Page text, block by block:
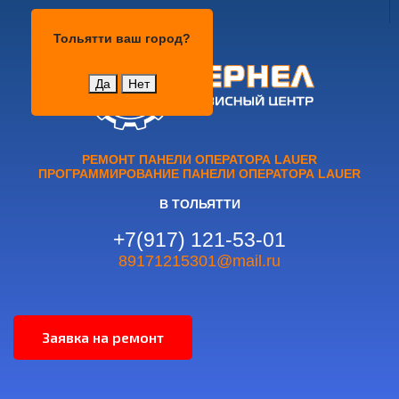
Тольятти ваш город?
Да Нет
РЕМОНТ ПАНЕЛИ ОПЕРАТОРА LAUER
ПРОГРАММИРОВАНИЕ ПАНЕЛИ ОПЕРАТОРА LAUER
В ТОЛЬЯТТИ
+7(917) 121-53-01
89171215301@mail.ru